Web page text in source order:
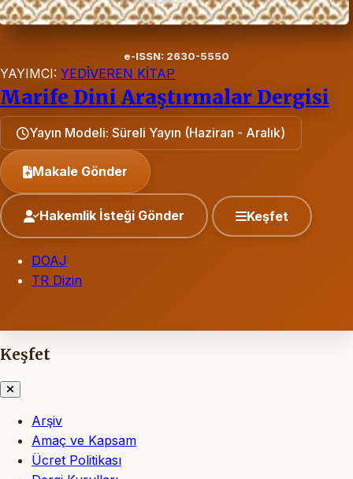
e-ISSN: 2630-5550
YAYIMCI: YEDİVEREN KİTAP
Marife Dini Araştırmalar Dergisi
Yayın Modeli: Süreli Yayın (Haziran - Aralık)
Makale Gönder
Hakemlik İsteği Gönder Keşfet
DOAJ
TR Dizin
Keşfet
Arşiv
Amaç ve Kapsam
Ücret Politikası